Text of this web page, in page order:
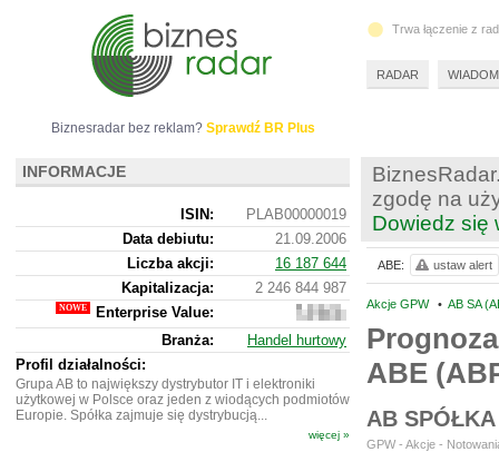
zgodę na
Dowiedz się
Akcje GPW • AB SA
ABE
AB
GPW - Akcje -
ABE: ustaw alert
Biznesradar bez reklam? Sprawdź BR Plus
INFORMACJE
ISIN:
PLAB00000019
Data debiutu:
21.09.2006
Liczba akcji:
16 187 644
Kapitalizacja:
2 246 844 987
Enterprise Value:
2
567
832
Branża:
Handel hurtowy
Profil działalności:
Grupa AB to największy dystrybutor IT i elektroniki
użytkowej w Polsce oraz jeden z wiodących podmiotów
Europie. Spółka zajmuje się dystrybucją...
więcej »
Trwa łączenie z
RADAR